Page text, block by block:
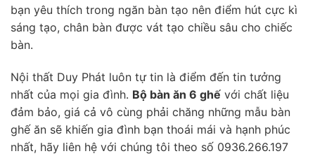
bạn yêu thích trong ngăn bàn tạo nên điểm hút cực kì
sáng tạo, chân bàn được vát tạo chiều sâu cho chiếc
bàn.
Nội thất Duy Phát luôn tự tin là điểm đến tin tưởng
nhất của mọi gia đình. Bộ bàn ăn 6 ghế với chất liệu
đảm bảo, giá cả vô cùng phải chăng những mẫu bàn
ghế ăn sẽ khiến gia đình bạn thoái mái và hạnh phúc
nhất, hãy liên hệ với chúng tôi theo số 0936.266.197